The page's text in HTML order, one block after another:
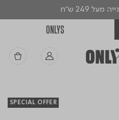
249 ש"ח
ONLYS
SPECIAL OFFER